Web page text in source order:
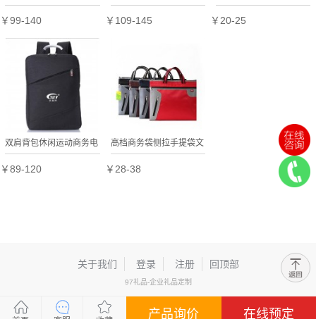
￥99-140 文包
￥109-145 ￥20-25
双肩背包休闲运动商务电
脑包天浩洋定制logo
￥89-120
高档商务袋侧拉手提袋文
件袋资料袋A4手提袋开
￥28-38
产品询价 在线预定
关于我们 登录 注册 回顶部
97礼品-企业礼品定制